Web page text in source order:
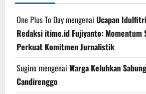
One Plus To Daymengenai Ucapan
Redaksi itime.id Fujiyanto: Momentum
Perkuat Komitmen Jurnalistik
Sugino mengenai Warga Keluhkan
Candirenggo